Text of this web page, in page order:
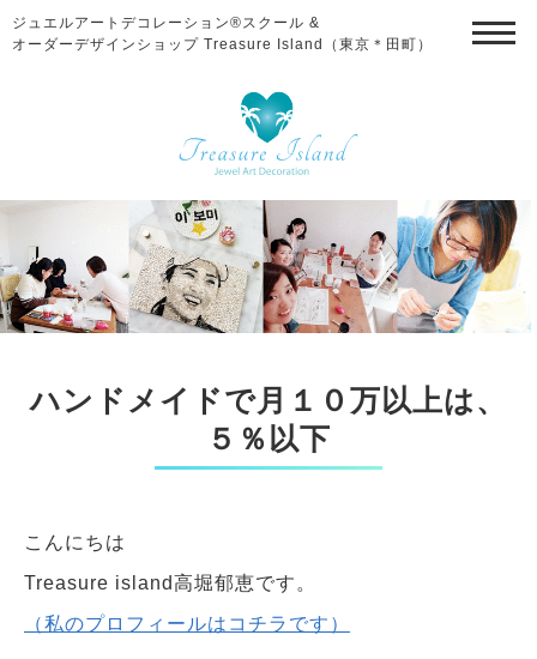
ジュエルアートデコレーション®スクール &
オーダーデザインショップ Treasure Island（東京＊田町）
ハンドメイドで月１０万以上は、
５％以下
こんにちは
Treasure island高堀郁恵です。
（私のプロフィールはコチラです）